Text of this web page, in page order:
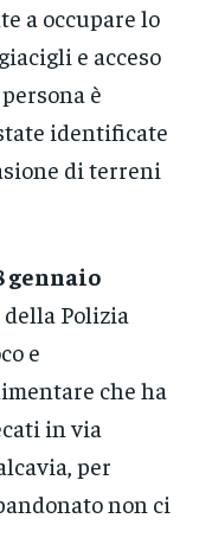
a occupare lo
e acceso
è
identificate
di terreni
gennaio
della Polizia
e
che ha
in via
per
non ci